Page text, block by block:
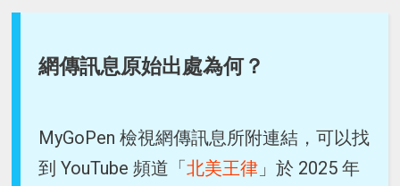
網傳訊息原始出處為何？
MyGoPen 檢視網傳訊息所附連結，可以找
到 YouTube 頻道「北美王律 」於 2025 年